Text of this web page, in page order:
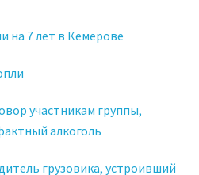
на 7 лет в Кемерове
участникам группы,
алкоголь
грузовика, устроивший